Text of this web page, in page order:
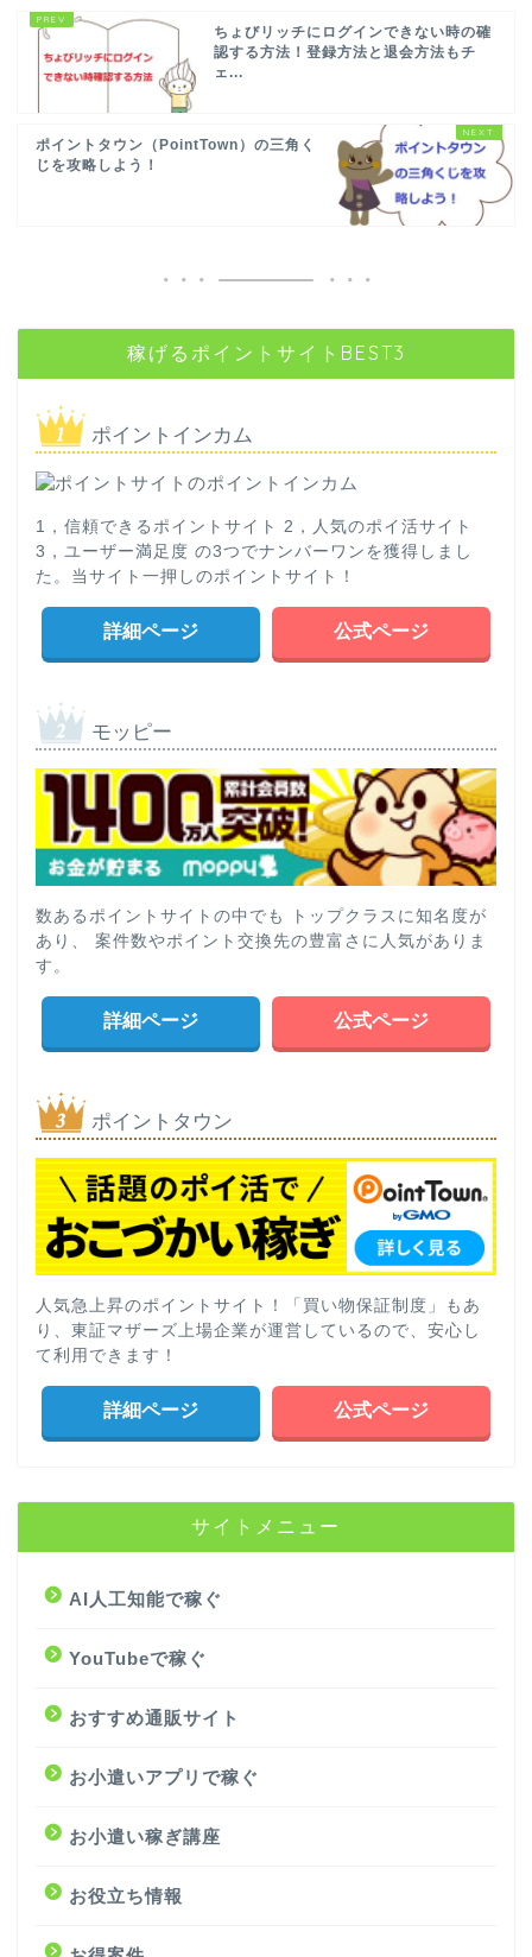
ちょびリッチにログインできない時の確
認する方法！登録方法と退会方法もチ
ェ...
ポイントタウン（PointTown）の三角く
じを攻略しよう！
稼げるポイントサイトBEST3
ポイントインカム
1，信頼できるポイントサイト 2，人気のポイ活サイト
3，ユーザー満足度 の3つでナンバーワンを獲得しまし
た。当サイト一押しのポイントサイト！
詳細ページ 公式ページ
モッピー
数あるポイントサイトの中でも トップクラスに知名度が
あり、 案件数やポイント交換先の豊富さに人気がありま
す。
詳細ページ 公式ページ
ポイントタウン
人気急上昇のポイントサイト！「買い物保証制度」もあ
り、東証マザーズ上場企業が運営しているので、安心し
て利用できます！
詳細ページ 公式ページ
サイトメニュー
AI人工知能で稼ぐ
YouTubeで稼ぐ
おすすめ通販サイト
お小遣いアプリで稼ぐ
お小遣い稼ぎ講座
お役立ち情報